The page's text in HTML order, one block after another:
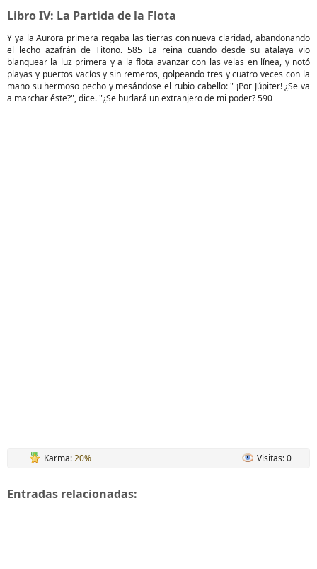
Libro IV: La Partida de la Flota
Y ya la Aurora primera regaba las tierras con nueva claridad, abandonando
el lecho azafrán de Titono. 585 La reina cuando desde su atalaya vio
blanquear la luz primera y a la flota avanzar con las velas en línea, y notó
playas y puertos vacíos y sin remeros, golpeando tres y cuatro veces con la
mano su hermoso pecho y mesándose el rubio cabello: " ¡Por Júpiter! ¿Se va
a marchar éste?", dice. "¿Se burlará un extranjero de mi poder? 590
Karma:20% Visitas: 0
Entradas relacionadas: